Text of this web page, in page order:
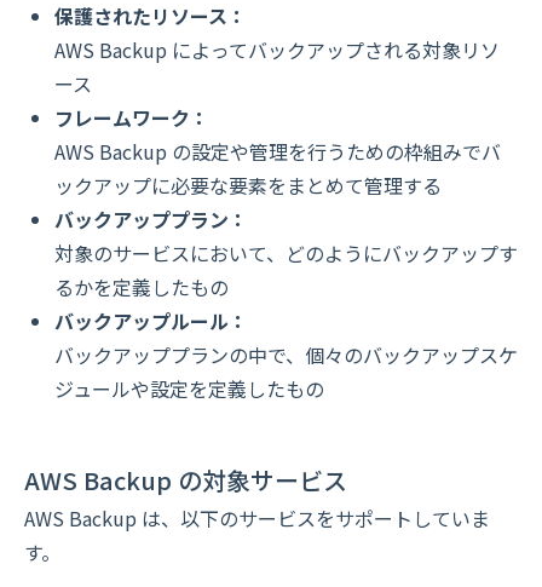
保護されたリソース：
AWS Backup によってバックアップされる対象リソ
ース
フレームワーク：
AWS Backup の設定や管理を行うための枠組みでバ
ックアップに必要な要素をまとめて管理する
バックアッププラン：
対象のサービスにおいて、どのようにバックアップす
るかを定義したもの
バックアップルール：
バックアッププランの中で、個々のバックアップスケ
ジュールや設定を定義したもの
AWS Backup の対象サービス
AWS Backup は、以下のサービスをサポートしていま
す。